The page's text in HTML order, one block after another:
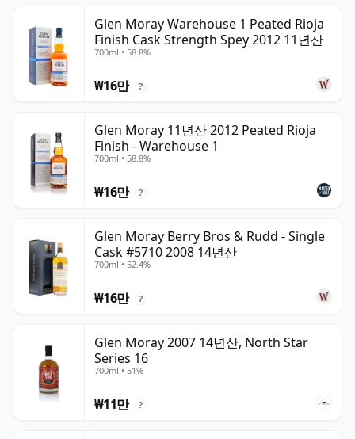
Glen Moray Warehouse 1 Peated Rioja
Finish Cask Strength Spey 2012 11년산
700ml • 58.8%
₩16만 ?
Glen Moray 11년산 2012 Peated Rioja
Finish - Warehouse 1
700ml • 58.8%
₩16만 ?
Glen Moray Berry Bros & Rudd - Single
Cask #5710 2008 14년산
700ml • 52.4%
₩16만 ?
Glen Moray 2007 14년산, North Star
Series 16
700ml • 51%
₩11만 ?